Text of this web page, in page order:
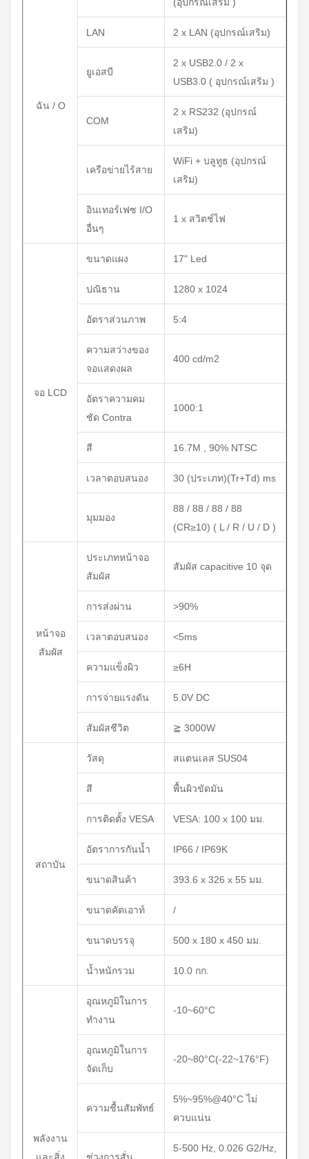
ฉัน / O
LAN 2 x LAN (อุปกรณ์เสริม)
ยูเอสบี
2 x USB2.0 / 2 x
USB3.0 ( อุปกรณ์เสริม )
COM
2 x RS232 (อุปกรณ์
เสริม)
เครือข่ายไร้สาย
WiFi + บลูทูธ (อุปกรณ์
เสริม)
อินเทอร์เฟซ I/O
อื่นๆ
1 x สวิตช์ไฟ
จอ LCD
ขนาดแผง 17" Led
ปณิธาน 1280 x 1024
อัตราส่วนภาพ 5:4
ความสว่างของ
จอแสดงผล
400 cd/m2
อัตราความคม
ชัด Contra
1000:1
สี 16.7M , 90% NTSC
เวลาตอบสนอง 30 (ประเภท)(Tr+Td) ms
มุมมอง
88 / 88 / 88 / 88
(CR≥10) ( L / R / U / D )
หน้าจอ
สัมผัส
ประเภทหน้าจอ
สัมผัส
สัมผัส capacitive 10 จุด
การส่งผ่าน >90%
เวลาตอบสนอง <5ms
ความแข็งผิว ≥6H
การจ่ายแรงดัน 5.0V DC
สัมผัสชีวิต ≧ 3000W
สถาบัน
วัสดุ สแตนเลส SUS04
สี พื้นผิวขัดมัน
การติดตั้ง VESA VESA: 100 x 100 มม.
อัตราการกันน้ำ IP66 / IP69K
ขนาดสินค้า 393.6 x 326 x 55 มม.
ขนาดคัตเอาท์ /
ขนาดบรรจุ 500 x 180 x 450 มม.
น้ำหนักรวม 10.0 กก.
พลังงาน
อุณหภูมิในการ
ทำงาน
-10~60°C
อุณหภูมิในการ
จัดเก็บ
-20~80°C(-22~176°F)
ความชื้นสัมพัทธ์
5%~95%@40°C ไม่
ควบแน่น
5-500 Hz, 0.026 G2/Hz,